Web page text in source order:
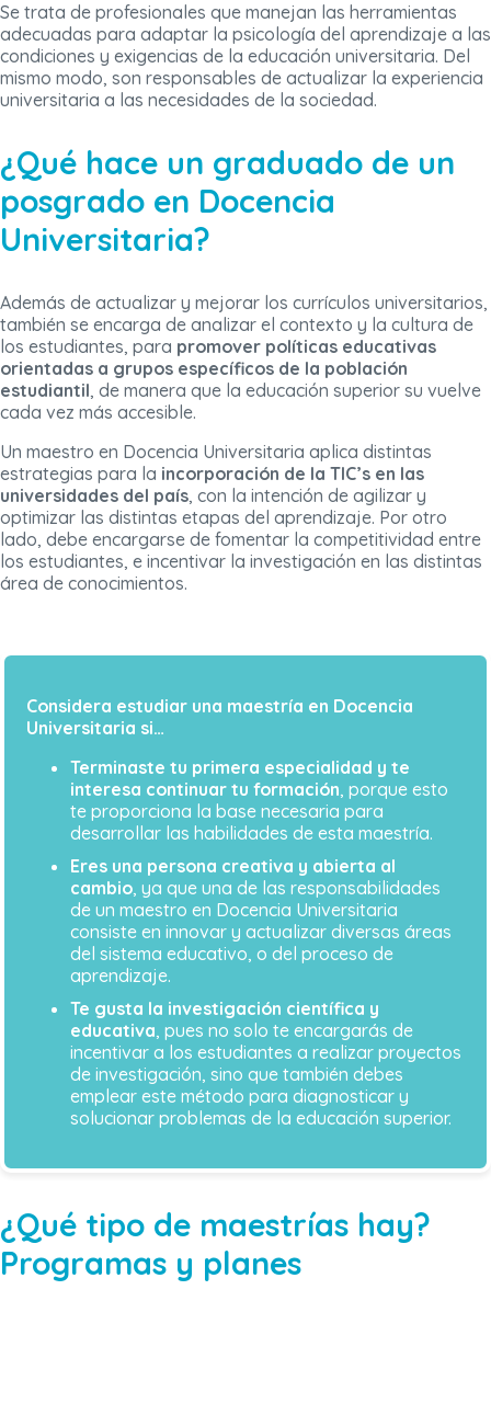
Se trata de profesionales que manejan las herramientas
adecuadas para adaptar la psicología del aprendizaje a las
condiciones y exigencias de la educación universitaria. Del
mismo modo, son responsables de actualizar la experiencia
universitaria a las necesidades de la sociedad.
¿Qué hace un graduado de un
posgrado en Docencia
Universitaria?
Además de actualizar y mejorar los currículos universitarios,
también se encarga de analizar el contexto y la cultura de
los estudiantes, para promover políticas educativas
orientadas a grupos específicos de la población
estudiantil, de manera que la educación superior su vuelve
cada vez más accesible.
Un maestro en Docencia Universitaria aplica distintas
estrategias para la incorporación de la TIC’s en las
universidades del país, con la intención de agilizar y
optimizar las distintas etapas del aprendizaje. Por otro
lado, debe encargarse de fomentar la competitividad entre
los estudiantes, e incentivar la investigación en las distintas
área de conocimientos.
Considera estudiar una maestría en Docencia
Universitaria si…
Terminaste tu primera especialidad y te
interesa continuar tu formación, porque esto
te proporciona la base necesaria para
desarrollar las habilidades de esta maestría.
Eres una persona creativa y abierta al
cambio, ya que una de las responsabilidades
de un maestro en Docencia Universitaria
consiste en innovar y actualizar diversas áreas
del sistema educativo, o del proceso de
aprendizaje.
Te gusta la investigación científica y
educativa, pues no solo te encargarás de
incentivar a los estudiantes a realizar proyectos
de investigación, sino que también debes
emplear este método para diagnosticar y
solucionar problemas de la educación superior.
¿Qué tipo de maestrías hay?
Programas y planes